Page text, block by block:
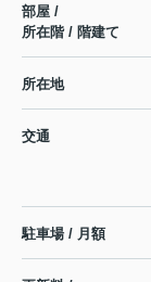
部屋 /
所在階 / 階建て
所在地
交通
駐車場 / 月額